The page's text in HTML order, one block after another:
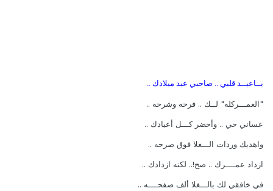
يــاعيــد قلبي .. صاحبي عيد ميلادك ..
"العمـــركله" لــك .. فرحه وشرحه ..
عساني حي .. وأحضر كـــل أعيادك ..
واهديك وردات الـــغلا فوق صرحه ..
ازداد عمــــرك .. صح!.. لكنه ازدادك ..
في خافقي لك بالـــغلا ألف صفحــــه ..